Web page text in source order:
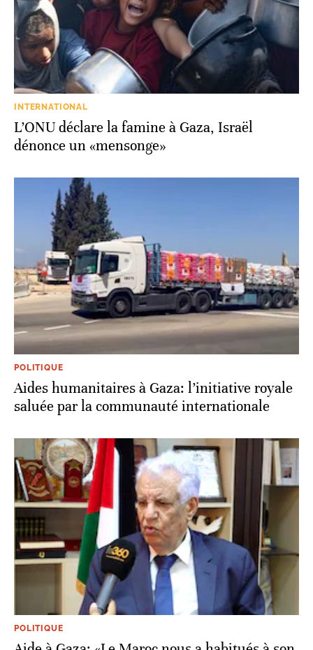
INTERNATIONAL
L’ONU déclare la famine à Gaza, Israël
dénonce un «mensonge»
POLITIQUE
Aides humanitaires à Gaza: l’initiative royale
saluée par la communauté internationale
POLITIQUE